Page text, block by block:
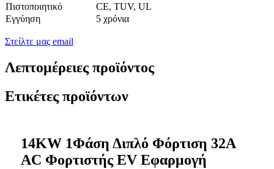
Πιστοποιητικό
CE, TUV, UL
Εγγύηση
5 χρόνια
Στείλτε μας email
Λεπτομέρειες προϊόντος
Ετικέτες προϊόντων
14KW 1Φάση Διπλό Φόρτιση 32A
AC Φορτιστής EV Εφαρμογή